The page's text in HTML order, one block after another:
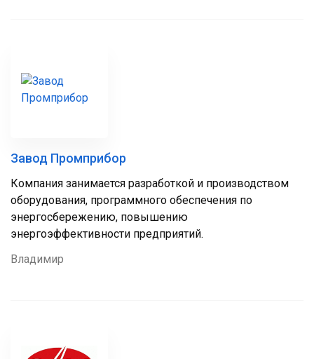
Завод Промприбор
Компания занимается разработкой и производством
оборудования, программного обеспечения по
энергосбережению, повышению
энергоэффективности предприятий.
Владимир